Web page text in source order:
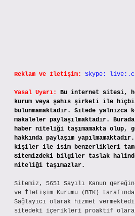
Reklam ve İletişim: Skype:
Yasal Uyarı:
Bu internet sitesi,
kurum veya şahıs şirketi ile
bulunmamaktadır. Sitede yalnızca
makaleler paylaşılmaktadır.
haber niteliği taşımamakta olup,
hakkında paylaşım
kişiler ile isim benzerlikleri
Sitemizdeki bilgiler taslak
niteliği taşımazlar.
Sitemiz, 5651 Sayılı Kanun
ve İletişim Kurumu (BTK)
Sağlayıcı olarak hizmet
sitedeki içerikleri proaktif olarak